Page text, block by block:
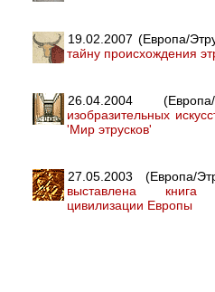
19.02.2007 (Европа/
тайну происхождения
26.04.2004
изобразительных
'Мир этрусков'
27.05.2003 (Европа/
выставлена книга
цивилизации Европы